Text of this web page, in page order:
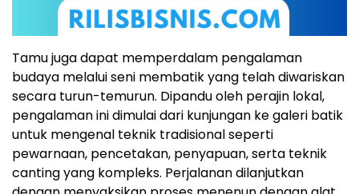
Tamu juga dapat memperdalam pengalaman
budaya melalui seni membatik yang telah diwariskan
secara turun-temurun. Dipandu oleh perajin lokal,
pengalaman ini dimulai dari kunjungan ke galeri batik
untuk mengenal teknik tradisional seperti
pewarnaan, pencetakan, penyapuan, serta teknik
canting yang kompleks. Perjalanan dilanjutkan